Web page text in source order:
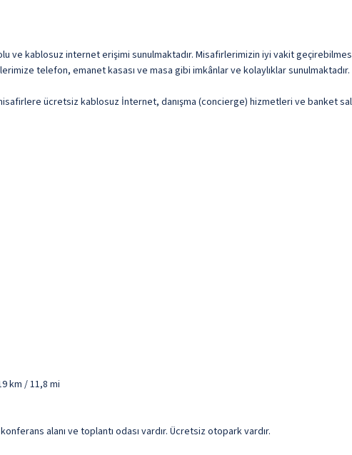
ve kablosuz internet erişimi sunulmaktadır. Misafirlerimizin iyi vakit
telefon, emanet kasası ve masa gibi imkânlar ve kolaylıklar sunulmaktadır.
ücretsiz kablosuz İnternet, danışma (concierge) hizmetleri ve banket
km / 11,8 mi
alanı ve toplantı odası vardır. Ücretsiz otopark vardır.